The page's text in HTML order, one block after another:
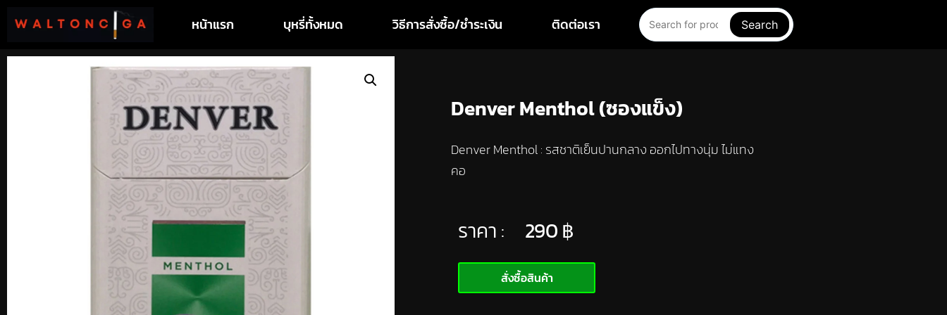
หน้าแรก บุหรี่ทั้งหมด วิธีการสั่งซื้อ/ชำระเงิน ติดต่อเรา Search
Denver Menthol (ซองแข็ง)
Denver Menthol : รสชาติเย็นปานกลาง ออกไปทางนุ่ม ไม่แทง
คอ
ราคา : 290฿
สั่งซื้อสินค้า